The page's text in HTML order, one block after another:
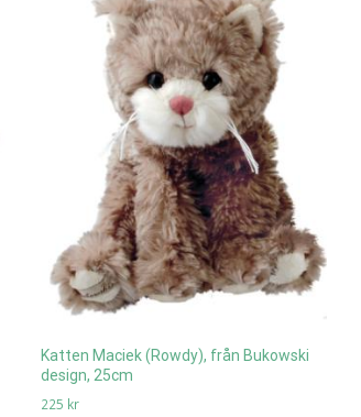
Katten Maciek (Rowdy), från Bukowski
design, 25cm
225 kr